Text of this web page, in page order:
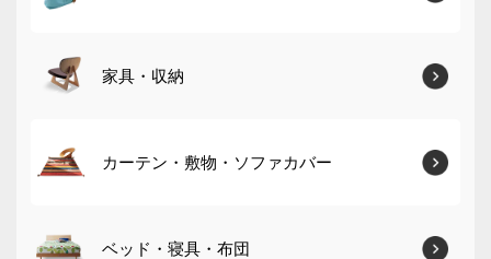
家具・収納
カーテン・敷物・ソファカバー
ベッド・寝具・布団